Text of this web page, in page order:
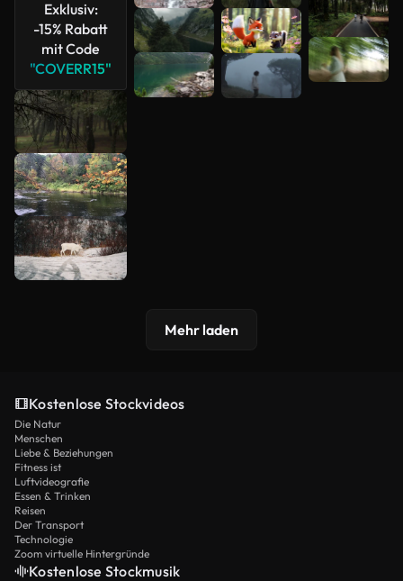
Exklusiv:
-15% Rabatt
mit Code
"COVERR15"
Mehr laden
Kostenlose Stockvideos
Die Natur
Menschen
Liebe & Beziehungen
Fitness ist
Luftvideografie
Essen & Trinken
Reisen
Der Transport
Technologie
Zoom virtuelle Hintergründe
Kostenlose Stockmusik